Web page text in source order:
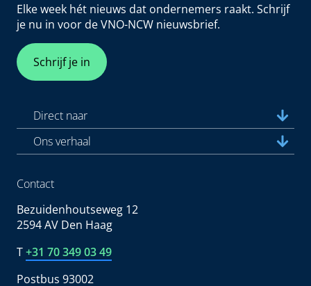
Elke week hét nieuws dat ondernemers raakt. Schrijf
je nu in voor de VNO-NCW nieuwsbrief.
Schrijf je in
Direct naar
Ons verhaal
Contact
Bezuidenhoutseweg 12
2594 AV Den Haag
T+31 70 349 03 49
Postbus 93002